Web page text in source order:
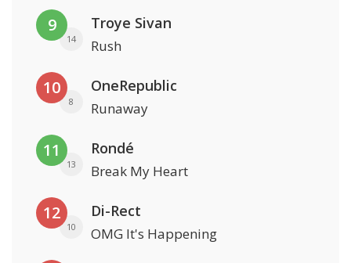
9
14
Troye Sivan
Rush
10
8
OneRepublic
Runaway
11
13
Rondé
Break My Heart
12
10
Di-Rect
OMG It's Happening